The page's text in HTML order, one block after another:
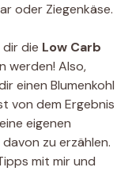
oder Ziegenkäse.
die Low Carb
werden! Also,
einen Blumenkohl
von dem Ergebnis
eigenen
zu erzählen.
mit mir und